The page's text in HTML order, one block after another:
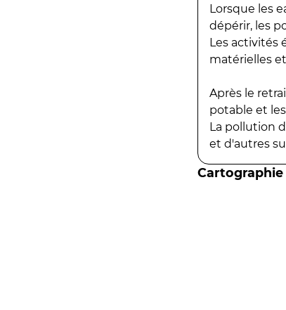
Lorsque les
dépérir, les
Les activités
matérielles
Après le
potable et
La pollution
et d'autres